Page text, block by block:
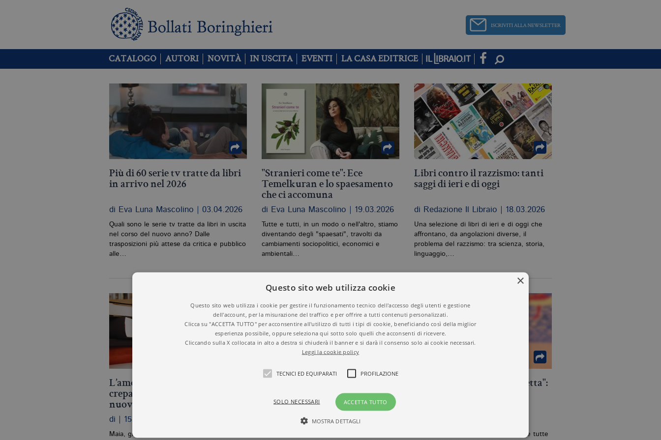
CATALOGO AUTORI NOVITÀ IN USCITA EVENTI LA CASA EDITRICE
Più di 60 serie tv tratte da libri
in arrivo nel 2026
di Eva Luna Mascolino | 03.04.2026
Quali sono le serie tv tratte da libri in uscita
nel corso del nuovo anno? Dalle
trasposizioni più attese da critica e pubblico
alle…
"Stranieri come te": Ece
Temelkuran e lo spaesamento
che ci accomuna
di Eva Luna Mascolino | 19.03.2026
Tutte e tutti, in un modo o nell'altro, stiamo
diventando degli "spaesati", travolti da
cambiamenti sociopolitici, economici e
ambientali…
Libri contro il razzismo: tanti
saggi di ieri e di oggi
di Redazione Il Libraio | 18.03.2026
Una selezione di libri di ieri e di oggi che
affrontano, da angolazioni diverse, il
problema del razzismo: tra scienza, storia,
linguaggio,…
L’amore clandestino come
crepa nel ghiaccio: "Alaska", il
nuovo romanzo di Valentina
Maini
di | 15.03.2026
Maia, giovane artista, si lega a Sergio,
contemporanei da leggere - La
guida
di Eva Luna Mascolino | 05.03.2026
"Momenti di gioia imperfetta":
Un romanzo di verità, tutte relative e tutte
×
Questo sito web utilizza cookie
Questo sito web utilizza i cookie per gestire il funzionamento tecnico dell'accesso degli utenti e gestione
dell'account, per la misurazione del traffico e per offrire a tutti contenuti personalizzati.
Clicca su "ACCETTA TUTTO" per acconsentire all'utilizzo di tutti i tipi di cookie, beneficiando così della miglior
esperienza possibile, oppure seleziona qui sotto solo quelli che acconsenti di ricevere.
Cliccando sulla X collocata in alto a destra si chiuderà il banner e si darà il consenso solo ai cookie necessari.
Leggi la cookie policy
TECNICI ED EQUIPARATI PROFILAZIONE
ACCETTA TUTTO
SOLO NECESSARI
MOSTRA DETTAGLI